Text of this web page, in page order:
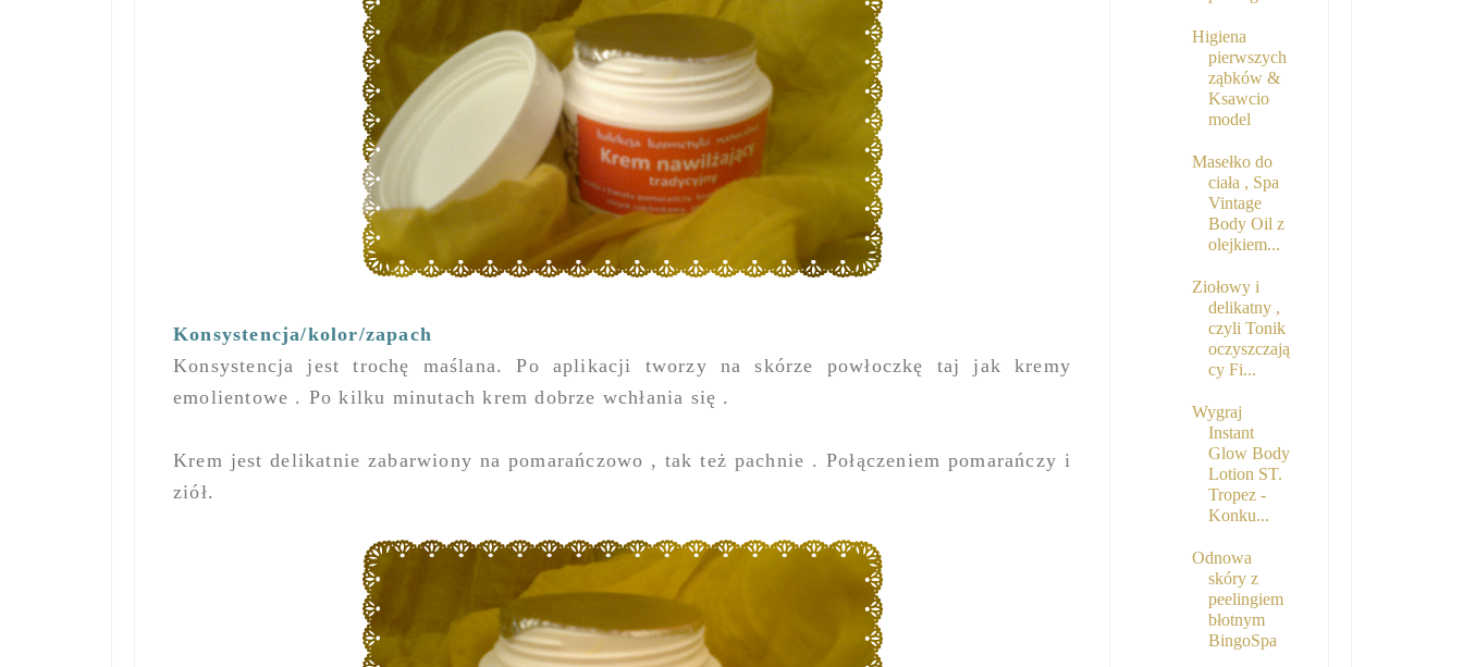
Konsystencja/kolor/zapach
Konsystencja jest trochę maślana. Po aplikacji tworzy na skórze powłoczkę taj jak kremy
emolientowe . Po kilku minutach krem dobrze wchłania się .
Krem jest delikatnie zabarwiony na pomarańczowo , tak też pachnie . Połączeniem pomarańczy i
ziół.
Higiena
pierwszych
ząbków &
Ksawcio
model
Masełko do
ciała , Spa
Vintage
Body Oil z
olejkiem...
Ziołowy i
delikatny ,
czyli Tonik
oczyszczają
cy Fi...
Wygraj
Instant
Glow Body
Lotion ST.
Tropez -
Konku...
Odnowa
skóry z
peelingiem
błotnym
BingoSpa